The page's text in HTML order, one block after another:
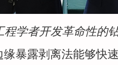
程学者开发革命性的
暴露剥离法能够快